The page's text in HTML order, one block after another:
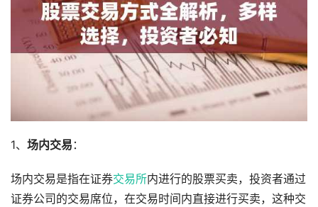
1、 场内交易 ：
场内交易是指在证券交易所内进行的股票买卖，投资者通过
证券公司的交易席位，在交易时间内直接进行买卖，这种交